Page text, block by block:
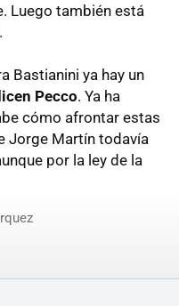
Luego también está
Bastianini ya hay un
Pecco. Ya ha
cómo afrontar estas
Jorge Martín todavía
por la ley de la